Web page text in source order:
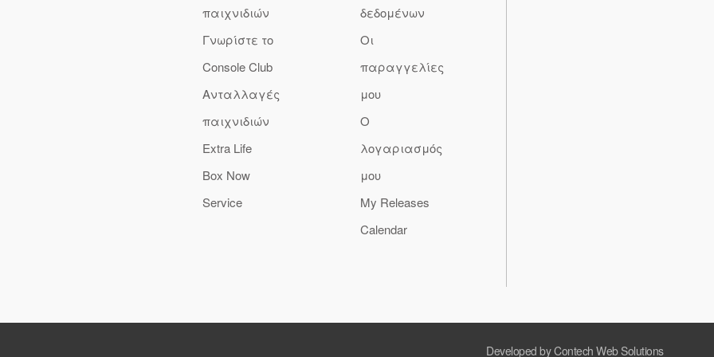
παιχνιδιών
Γνωρίστε το
Console Club
Ανταλλαγές
παιχνιδιών
Extra Life
Box Now
Service
δεδομένων
Οι
παραγγελίες
μου
Ο
λογαριασμός
μου
My Releases
Calendar
Developed by Contech Web Solutions